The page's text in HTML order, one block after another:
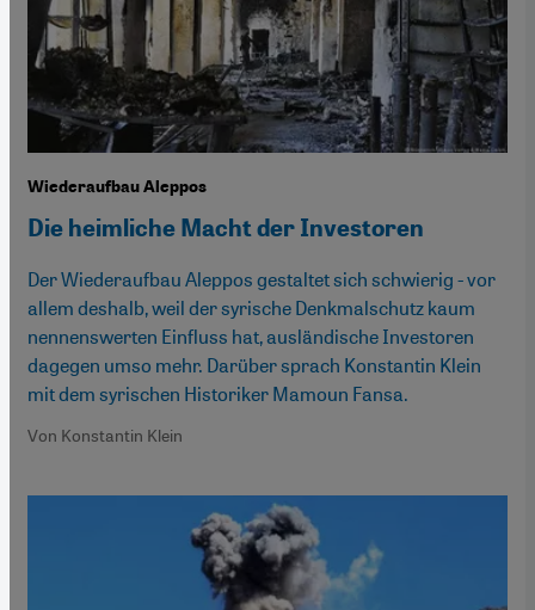
Wiederaufbau Aleppos
Die heimliche Macht der Investoren
Der Wiederaufbau Aleppos gestaltet sich schwierig - vor
allem deshalb, weil der syrische Denkmalschutz kaum
nennenswerten Einfluss hat, ausländische Investoren
dagegen umso mehr. Darüber sprach Konstantin Klein
mit dem syrischen Historiker Mamoun Fansa.
Von Konstantin Klein